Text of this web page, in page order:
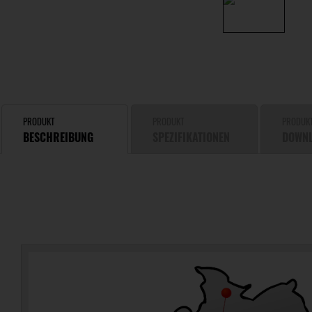
PRODUKT
BESCHREIBUNG